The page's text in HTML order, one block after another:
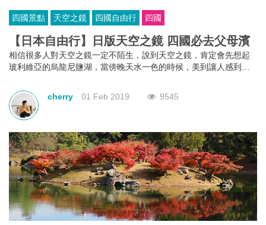
四國景點 天空之鏡 四國自由行 四國
【日本自由行】日版天空之鏡 四國必去父母濱
相信很多人對天空之鏡一定不陌生，說到天空之鏡，肯定會先想起
玻利維亞的烏龍尼鹽湖，當傍晚天水一色的時候，美到讓人感到窒
本，也隱藏著一個天空之鏡。
cherry 01 Feb 2019 9545